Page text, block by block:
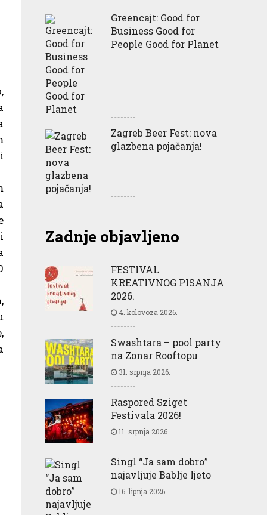
Greencajt: Good for
Business Good for
People Good for Planet
Zagreb Beer Fest: nova
glazbena pojačanja!
Zadnje objavljeno
FESTIVAL
KREATIVNOG PISANJA
2026.
4. kolovoza 2026.
Swashtara – pool party
na Zonar Rooftopu
31. srpnja 2026.
Raspored Sziget
Festivala 2026!
11. srpnja 2026.
Singl “Ja sam dobro”
najavljuje Bablje ljeto
16. lipnja 2026.